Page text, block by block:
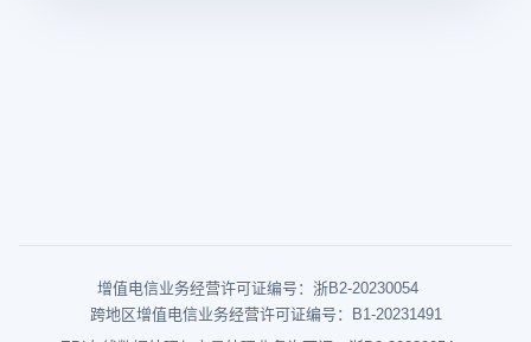
增值电信业务经营许可证编号：浙B2-20230054
跨地区增值电信业务经营许可证编号：B1-20231491